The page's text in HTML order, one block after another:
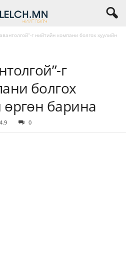
г нийтийн компани болгох хуулийн
г
болгох
өргөн барина
0